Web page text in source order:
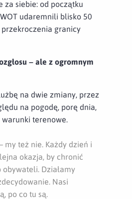
za siebie: od początku
udaremnili blisko 50
granicy
– ale z ogromnym
na dwie zmiany, przez
na pogodę, porę dnia,
terenowe.
my też nie. Każdy dzień i
okazja, by chronić
Działamy
Nasi
po co tu są.